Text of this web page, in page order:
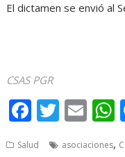
El dictamen se envió al
CSAS PGR
F T E
Salud asociaciones,